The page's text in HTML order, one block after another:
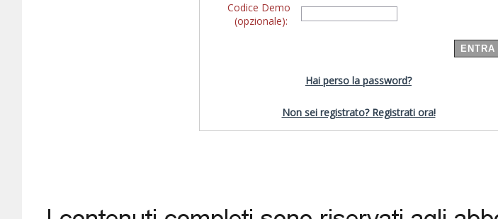
Codice Demo
(opzionale):
Hai perso la password?
Non sei registrato? Registrati ora!